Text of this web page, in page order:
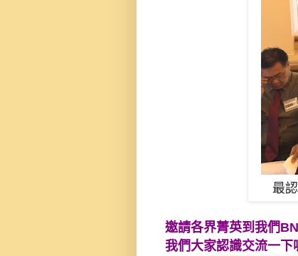
最
邀請各界菁英到我們
我們大家認識交流一下